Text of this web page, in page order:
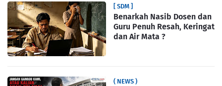
[ SDM ]
Benarkah Nasib Dosen dan
Guru Penuh Resah, Keringat
dan Air Mata ?
( NEWS )